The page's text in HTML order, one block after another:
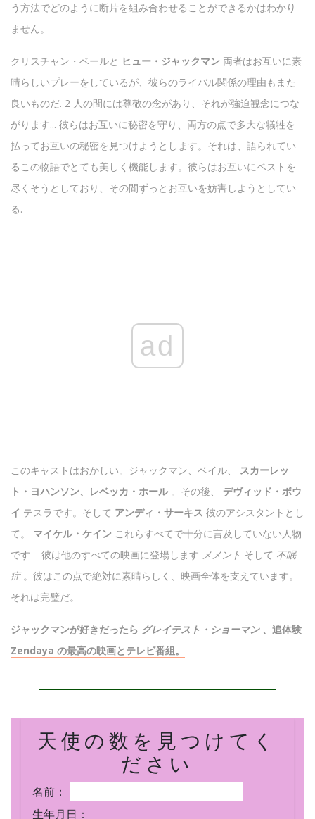
う方法でどのように断片を組み合わせることができるかはわかり
ません。
クリスチャン・ベールと ヒュー・ジャックマン 両者はお互いに素
晴らしいプレーをしているが、彼らのライバル関係の理由もまた
良いものだ. 2 人の間には尊敬の念があり、それが強迫観念につな
がります... 彼らはお互いに秘密を守り、両方の点で多大な犠牲を
払ってお互いの秘密を見つけようとします。それは、語られてい
るこの物語でとても美しく機能します。彼らはお互いにベストを
尽くそうとしており、その間ずっとお互いを妨害しようとしてい
る.
ad
このキャストはおかしい。ジャックマン、ベイル、 スカーレッ
ト・ヨハンソン、レベッカ・ホール。その後、 デヴィッド・ボウ
イ テスラです。そして アンディ・サーキス 彼のアシスタントとし
て。 マイケル・ケイン これらすべてで十分に言及していない人物
です – 彼は他のすべての映画に登場します メメント そして 不眠
症。彼はこの点で絶対に素晴らしく、映画全体を支えています。
それは完璧だ。
ジャックマンが好きだったら グレイテスト・ショーマン、追体験
Zendaya の最高の映画とテレビ番組。
天使の数を見つけてく
ださい
名前：
生年月日：